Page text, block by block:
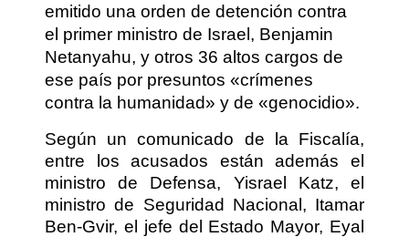
emitido una orden de detención contra
el primer ministro de Israel, Benjamin
Netanyahu, y otros 36 altos cargos de
ese país por presuntos «crímenes
contra la humanidad» y de «genocidio».
Según un comunicado de la Fiscalía,
entre los acusados están además el
ministro de Defensa, Yisrael Katz, el
ministro de Seguridad Nacional, Itamar
Ben-Gvir, el jefe del Estado Mayor, Eyal